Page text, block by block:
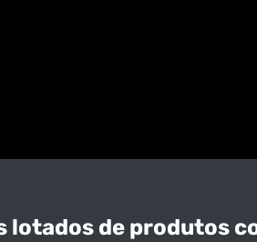
lotados de produtos